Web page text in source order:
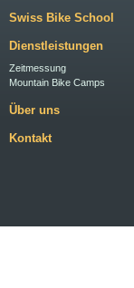
Swiss Bike School
Dienstleistungen
Zeitmessung
Mountain Bike Camps
Über uns
Kontakt